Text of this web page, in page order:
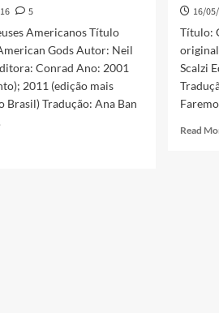
5
Americanos Título
Gods Autor: Neil
Conrad Ano: 2001
2011 (edição mais
Brasil) Tradução: Ana Ban
16/
Título:
Scalzi
Read